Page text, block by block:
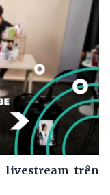
livestream trên